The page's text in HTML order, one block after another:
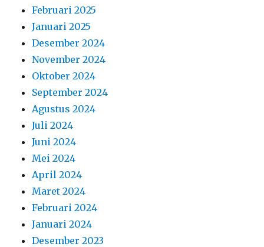
Februari 2025
Januari 2025
Desember 2024
November 2024
Oktober 2024
September 2024
Agustus 2024
Juli 2024
Juni 2024
Mei 2024
April 2024
Maret 2024
Februari 2024
Januari 2024
Desember 2023